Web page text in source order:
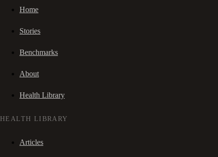
Home
Stories
Benchmarks
About
Health Library
HEALTH LIBRARY
Articles